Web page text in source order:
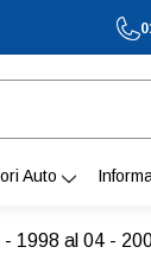
Auto
1998 al 04 -